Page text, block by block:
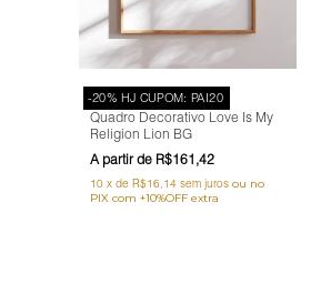
-20% HJ CUPOM: PAI20
Quadro Decorativo Love Is My
Religion Lion BG
R$161,42
10 x de R$16,14 sem juros